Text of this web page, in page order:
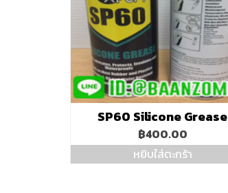
SP60 Silicone Grease
฿400.00
หยิบใส่ตะกร้า